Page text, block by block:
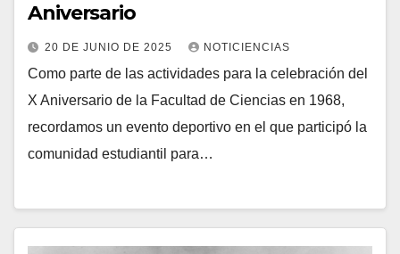
Aniversario
20 DE JUNIO DE 2025 NOTICIENCIAS
Como parte de las actividades para la celebración del
X Aniversario de la Facultad de Ciencias en 1968,
recordamos un evento deportivo en el que participó la
comunidad estudiantil para…